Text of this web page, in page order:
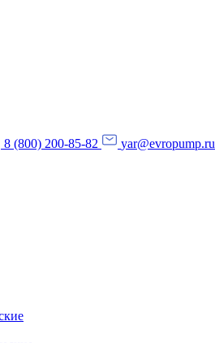
8 (800) 200-85-82
yar@evropump.ru